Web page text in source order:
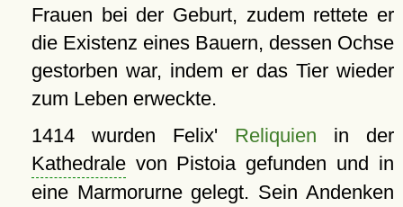
Frauen bei der Geburt, zudem rettete er
die Existenz eines Bauern, dessen Ochse
gestorben war, indem er das Tier wieder
zum Leben erweckte.
1414 wurden Felix' Reliquien in der
Kathedralevon Pistoia gefunden und in
eine Marmorurne gelegt. Sein Andenken